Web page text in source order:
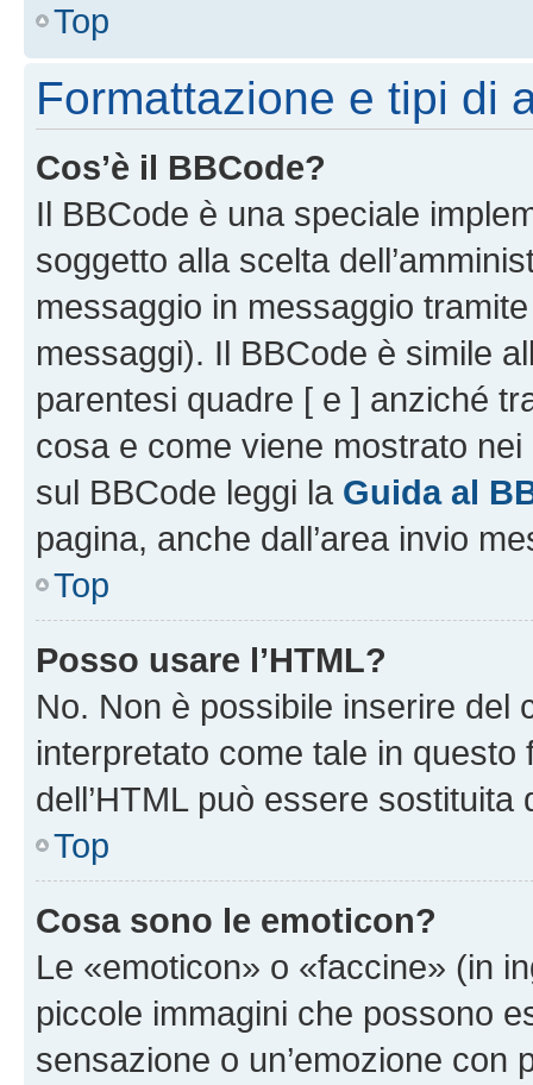
Top
Formattazione e tipi di
Cos’è il BBCode?
Il BBCode è una speciale
soggetto alla scelta
messaggio in messaggio
messaggi). Il BBCode è simile
parentesi quadre [ e ] anziché
cosa e come viene mostrato
sul BBCode leggi la Guida al
pagina, anche dall’area invio
Top
Posso usare l’HTML?
No. Non è possibile inserire del
interpretato come tale in
dell’HTML può essere sostituita
Top
Cosa sono le emoticon?
Le «emoticon» o «faccine» (in
piccole immagini che possono
sensazione o un’emozione